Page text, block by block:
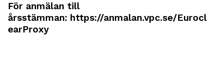
För anmälan till
årsstämman: https://anmalan.vpc.se/Eurocl
earProxy